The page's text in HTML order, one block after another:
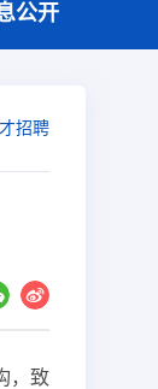
公开
招聘
，致